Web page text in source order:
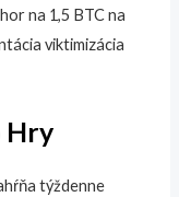
na 1,5 BTC na
viktimizácia
Hry
týždenne